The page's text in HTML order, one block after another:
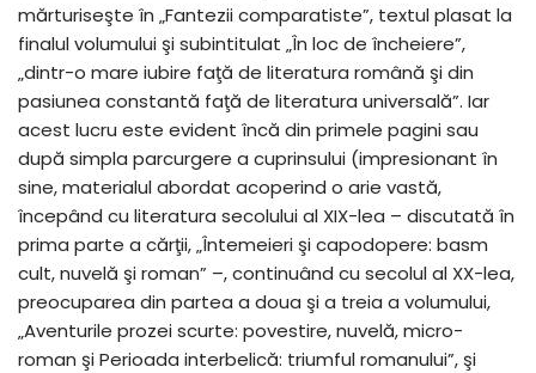
mărturiseşte în „Fantezii comparatiste”, textul plasat la
finalul volumului şi subintitulat „În loc de încheiere”,
„dintr-o mare iubire faţă de literatura română şi din
pasiunea constantă faţă de literatura universală”. Iar
acest lucru este evident încă din primele pagini sau
după simpla parcurgere a cuprinsului (impresionant în
sine, materialul abordat acoperind o arie vastă,
începând cu literatura secolului al XIX-lea – discutată în
prima parte a cărţii, „Întemeieri şi capodopere: basm
cult, nuvelă şi roman” –, continuând cu secolul al XX-lea,
preocuparea din partea a doua şi a treia a volumului,
„Aventurile prozei scurte: povestire, nuvelă, micro-
roman şi Perioada interbelică: triumful romanului”, şi